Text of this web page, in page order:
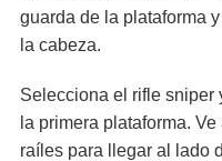
guarda de la plataforma
la cabeza.
Selecciona el rifle sniper
la primera plataforma.
raíles para llegar al lado